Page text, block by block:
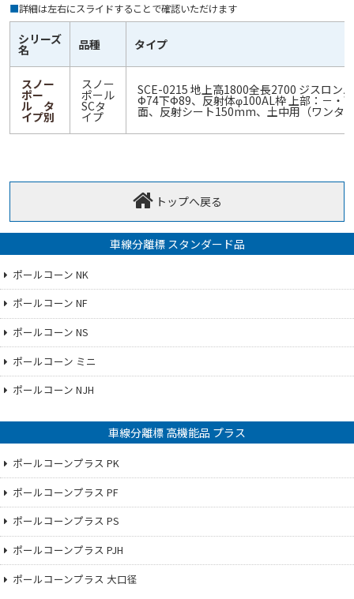
■詳細は左右にスライドすることで確認いただけます
シリーズ
名 品種 タイプ
スノー
ポー
ル タ
イプ別
スノー
ポール
SCタ
イプ
SCE-0215 地上高1800全長2700 ジスロン
Ф74下Ф89、反射体φ100AL枠 上部：－・
面、反射シート150mm、土中用（ワンタ
トップへ戻る
車線分離標 スタンダード品
ポールコーン NK
ポールコーン NF
ポールコーン NS
ポールコーン ミニ
ポールコーン NJH
車線分離標 高機能品 プラス
ポールコーンプラス PK
ポールコーンプラス PF
ポールコーンプラス PS
ポールコーンプラス PJH
ポールコーンプラス 大口径